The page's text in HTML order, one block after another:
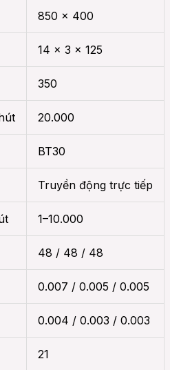
850 x 400
14 x 3 x 125
350
20.000
BT30
Truyền động trực tiếp
1–10.000
48 / 48 / 48
0.007 / 0.005 / 0.005
0.004 / 0.003 / 0.003
21